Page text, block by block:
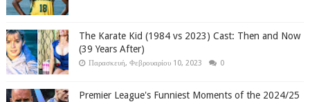
The Karate Kid (1984 vs 2023) Cast: Then and Now
(39 Years After)
Παρασκευή, Φεβρουαρίου 10, 2023 0
Premier League's Funniest Moments of the 2024/25